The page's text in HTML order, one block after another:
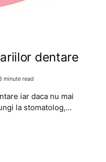
dentare
minute read
iar daca nu mai
la stomatolog,…